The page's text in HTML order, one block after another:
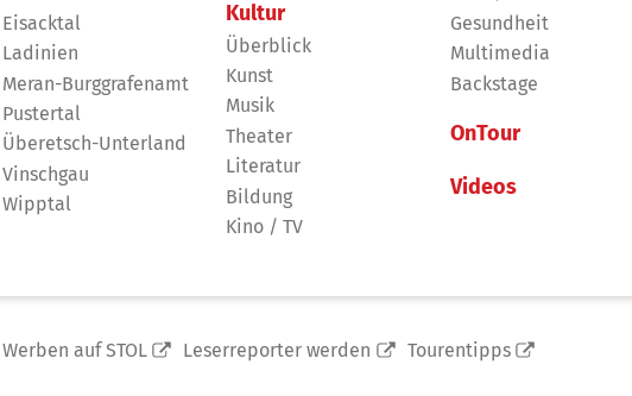
Eisacktal
Ladinien
Meran-Burggrafenamt
Pustertal
Überetsch-Unterland
Vinschgau
Wipptal
Kultur
Überblick
Kunst
Musik
Theater
Literatur
Bildung
Kino / TV
Gesundheit
Multimedia
Backstage
OnTour
Videos
Werben auf STOL Leserreporter werden Tourentipps